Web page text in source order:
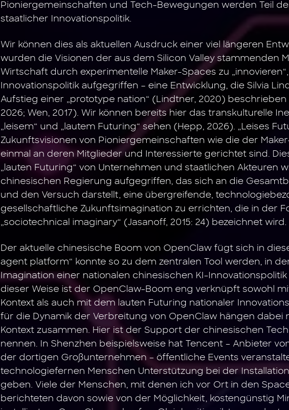
Pioniergemeinschaften und Tech-Bewegungen werden Teil
staatlicher Innovationspolitik.
Wir können dies als aktuellen Ausdruck einer viel längeren
wurden die Visionen der aus dem Silicon Valley stammenden
Wirtschaft durch experimentelle Maker-Spaces zu
Innovationspolitik aufgegriffen – eine Entwicklung, die Silvia
Aufstieg einer „prototype nation“ (Lindtner, 2020) beschrieben
2026; Wen, 2017). Wir können bereits hier das transkulturelle
„leisem“ und „lautem Futuring“ sehen (Hepp, 2026). „Leises
Zukunftsvisionen von Pioniergemeinschaften wie die der
einmal an deren Mitglieder und Interessierte gerichtet sind.
„lauten Futuring“ von Unternehmen und staatlichen Akteuren
chinesischen Regierung aufgegriffen, das sich an die
und den Versuch darstellt, eine übergreifende,
gesellschaftliche Zukunftsimagination zu errichten, die in der
„sociotechnical imaginary“ (Jasanoff, 2015: 24) bezeichnet wird.
Der aktuelle chinesische Boom von OpenClaw fügt sich in
agent platform“ konnte so zu dem zentralen Tool werden, in
Imagination einer nationalen chinesischen KI-
dieser Weise ist der OpenClaw-Boom eng verknüpft sowohl
Kontext als auch mit dem lauten Futuring nationaler
für die Dynamik der Verbreitung von OpenClaw hängen dabei
Kontext zusammen. Hier ist der Support der chinesischen
nennen. In Shenzhen beispielsweise hat Tencent – Anbieter
der dortigen Großunternehmen – öffentliche Events
technologiefernen Menschen Unterstützung bei der
geben. Viele der Menschen, mit denen ich vor Ort in den
berichteten davon sowie von der Möglichkeit, kostengünstig